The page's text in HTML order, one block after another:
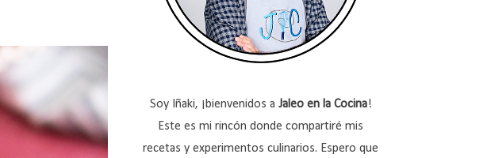
Soy Iñaki, ¡bienvenidos a Jaleo en la Cocina!
Este es mi rincón donde compartiré mis
recetas y experimentos culinarios. Espero que